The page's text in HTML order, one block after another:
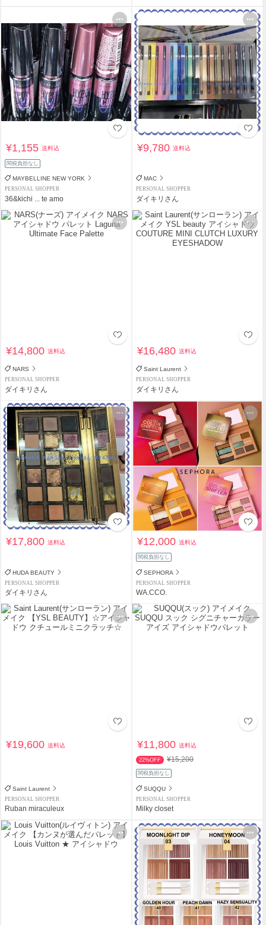
¥1,155送料込
関税負担なし
MAYBELLINE NEW YORK
PERSONAL SHOPPER
36&kichi ... te amo
¥9,780送料込
MAC
PERSONAL SHOPPER
ダイキリさん
¥14,800送料込
NARS
PERSONAL SHOPPER
ダイキリさん
¥16,480送料込
Saint Laurent
PERSONAL SHOPPER
ダイキリさん
¥17,800送料込
HUDA BEAUTY
PERSONAL SHOPPER
ダイキリさん
¥12,000送料込
関税負担なし
SEPHORA
PERSONAL SHOPPER
WA.CCO.
¥19,600送料込
Saint Laurent
PERSONAL SHOPPER
Ruban miraculeux
¥11,800送料込
22%OFF ¥15,200
関税負担なし
SUQQU
PERSONAL SHOPPER
Milky closet